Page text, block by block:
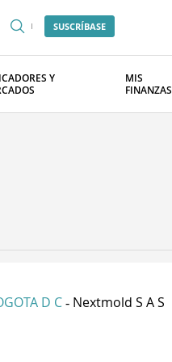
SUSCRÍBASE
Y
MIS
FINANZAS
D C - Nextmold S A S